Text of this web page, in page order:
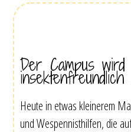
Der Campus
Heute in etwas kleinerem
und Wespennisthilfen, die